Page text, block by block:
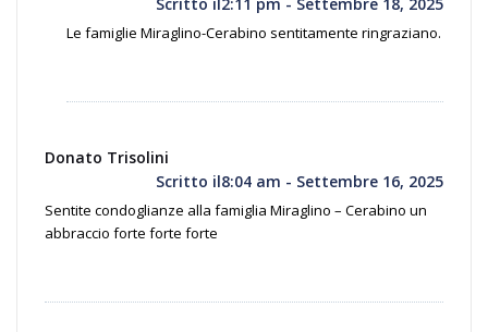
Le famiglie Miraglino-Cerabino sentitamente ringraziano.
Donato Trisolini
Scritto il8:04 am - Settembre 16, 2025
Sentite condoglianze alla famiglia Miraglino – Cerabino un
abbraccio forte forte forte